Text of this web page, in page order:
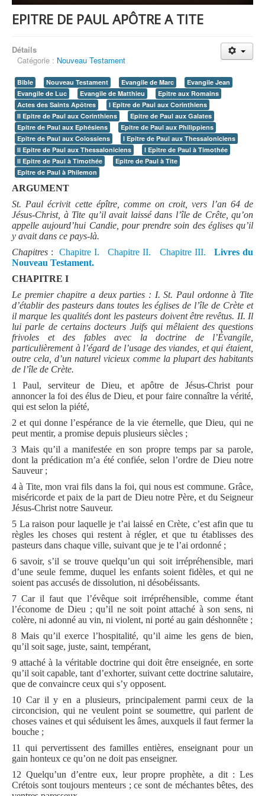
EPITRE DE PAUL APÔTRE A TITE
Détails
Catégorie : Nouveau Testament
Bible Nouveau Testament Evangile de Marc
Evangile Jean
Evangile de Luc
Evangile de Matthieu
Epitre aux Romains
Actes des Saints Apôtres
I Epitre de Paul aux Corinthiens
II Epitre de Paul aux Corinthiens
Epitre de Paul aux Galates
Epitre de Paul aux Ephésiens
Epitre de Paul aux Philippiens
Epitre de Paul aux Colossiens
I Epitre de Paul aux Thessaloniciens
II Epitre de Paul aux Thessaloniciens
I Epitre de Paul à Timothée
II Epitre de Paul à Timothée
Epitre de Paul à Tite
Epitre de Paul à Philemon
ARGUMENT
St. Paul écrivit cette épître, comme on croit, vers l’an 64 de
Jésus-Christ, à Tite qu’il avait laissé dans l’île de Crête, qu’on
appelle aujourd’hui Candie, pour prendre soin des églises qu’il
y avait dans ce pays-là.
Chapitres : Chapitre I. Chapitre II. Chapitre III.
Livres du
Nouveau Testament.
CHAPITRE I
Le premier chapitre a deux parties : I. St. Paul ordonne à Tite
d’établir des pasteurs dans toutes les églises de l’île de Crète et
il marque les qualités dont les pasteurs doivent être revêtus. II. Il
lui parle de certains docteurs Juifs qui mêlaient des questions
frivoles et des fables avec la doctrine de l’Évangile,
particulièrement à l’égard de l’usage des viandes, et qui étaient,
outre cela, d’un naturel vicieux comme la plupart des habitants
de l’île de Crète.
1 Paul, serviteur de Dieu, et apôtre de Jésus-Christ pour
annoncer la foi des élus de Dieu, et pour faire connaître la vérité,
qui est selon la piété,
2 et qui donne l’espérance de la vie éternelle, que Dieu, qui ne
peut mentir, a promise depuis plusieurs siècles ;
3 Mais qu’il a manifestée en son propre temps par sa parole,
dont la prédication m’a été confiée, selon l’ordre de Dieu notre
Sauveur ;
4 à Tite, mon vrai fils dans la foi, qui nous est commune. Grâce,
miséricorde et paix de la part de Dieu notre Père, et du Seigneur
Jésus-Christ notre Sauveur.
5 La raison pour laquelle je t’ai laissé en Crète, c’est afin que tu
règles les choses qui restent à régler, et que tu établisses des
pasteurs dans chaque ville, suivant que je te l’ai ordonné ;
6 savoir, s’il se trouve quelqu’un qui soit irrépréhensible, mari
d’une seule femme, duquel les enfants soient fidèles, et qui ne
soient pas accusés de dissolution, ni désobéissants.
7 Car il faut que l’évêque soit irrépréhensible, comme étant
l’économe de Dieu ; qu’il ne soit point attaché à son sens, ni
colère, ni adonné au vin, ni violent, ni porté au gain déshonnête ;
8 Mais qu’il exerce l’hospitalité, qu’il aime les gens de bien,
qu’il soit sage, juste, saint, tempérant,
9 attaché à la véritable doctrine qui doit être enseignée, en sorte
qu’il soit capable, tant d’exhorter, suivant cette doctrine salutaire,
que de convaincre ceux qui s’y opposent.
10 Car il y en a plusieurs, principalement parmi ceux de la
circoncision, qui ne veulent point se soumettre, qui parlent de
choses vaines et qui séduisent les âmes, auxquels il faut fermer la
bouche ;
11 qui pervertissent des familles entières, enseignant pour un
gain honteux ce qu’on ne doit pas enseigner.
12 Quelqu’un d’entre eux, leur propre prophète, a dit : Les
Crétois sont toujours menteurs ; ce sont de méchantes bêtes, des